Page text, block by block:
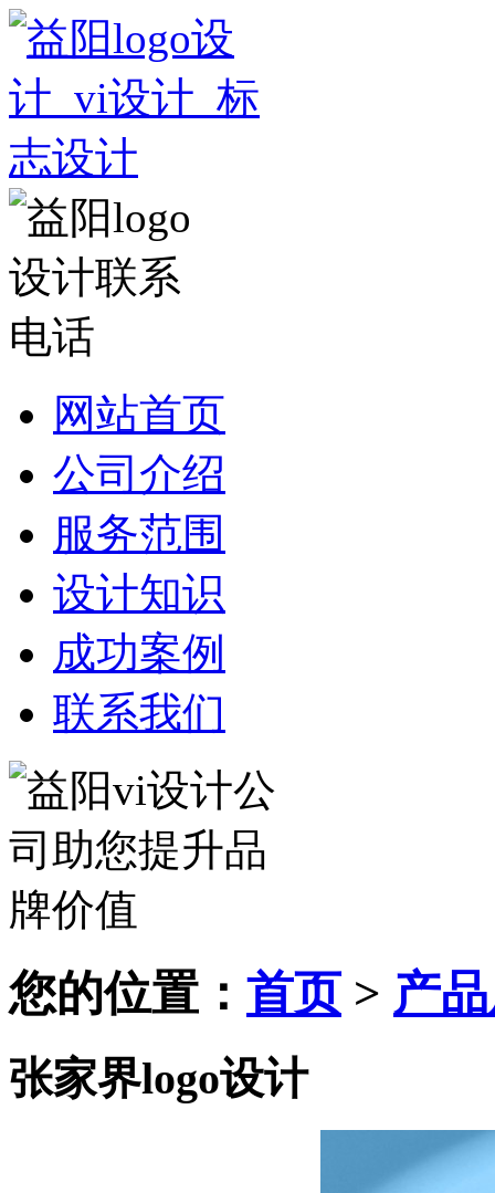
网站首页
公司介绍
服务范围
设计知识
成功案例
联系我们
您的位置： 首页> 产
张家界logo设计